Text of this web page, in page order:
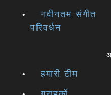
नवीनतम संगीत
परिवर्धन
हमारी टीम